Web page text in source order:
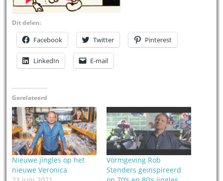
Dit delen:
Facebook Twitter Pinterest
LinkedIn E-mail
Gerelateerd
Nieuwe jingles op het
nieuwe Veronica
Vormgeving Rob
Stenders geïnspireerd